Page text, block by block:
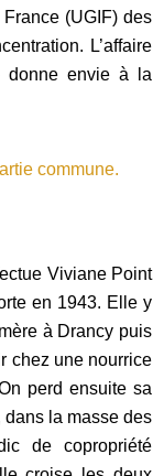
(UGIF) des
L’affaire
donne envie à la
Viviane Point
en 1943. Elle y
à Drancy puis
chez une nourrice
perd ensuite sa
dans la masse des
de copropriété